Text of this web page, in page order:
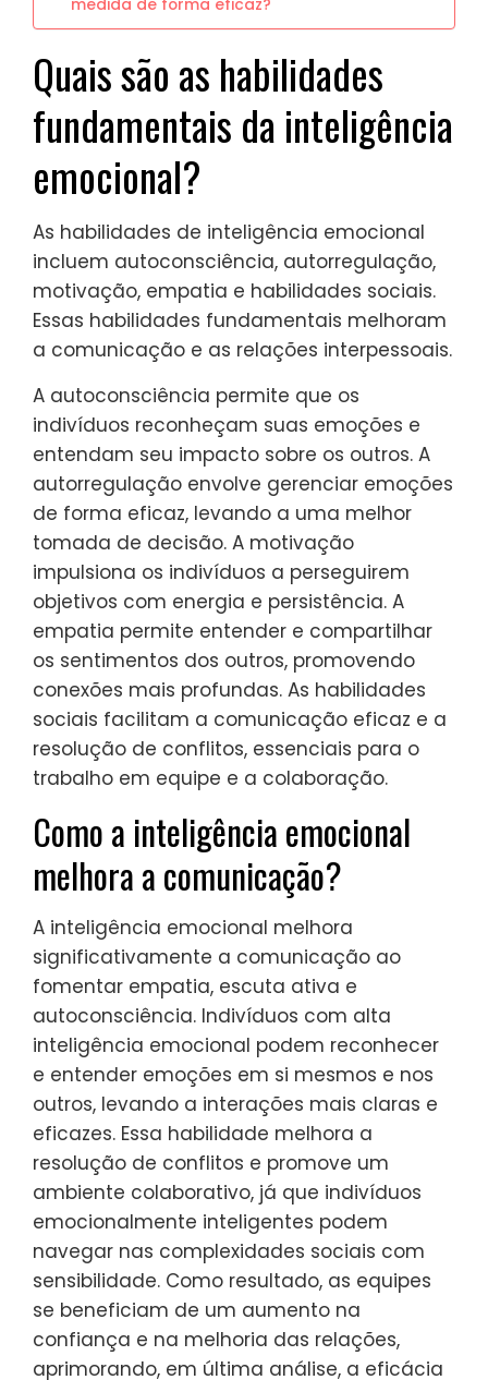
medida de forma eficaz?
Quais são as habilidades
fundamentais da inteligência
emocional?
As habilidades de inteligência emocional
incluem autoconsciência, autorregulação,
motivação, empatia e habilidades sociais.
Essas habilidades fundamentais melhoram
a comunicação e as relações interpessoais.
A autoconsciência permite que os
indivíduos reconheçam suas emoções e
entendam seu impacto sobre os outros. A
autorregulação envolve gerenciar emoções
de forma eficaz, levando a uma melhor
tomada de decisão. A motivação
impulsiona os indivíduos a perseguirem
objetivos com energia e persistência. A
empatia permite entender e compartilhar
os sentimentos dos outros, promovendo
conexões mais profundas. As habilidades
sociais facilitam a comunicação eficaz e a
resolução de conflitos, essenciais para o
trabalho em equipe e a colaboração.
Como a inteligência emocional
melhora a comunicação?
A inteligência emocional melhora
significativamente a comunicação ao
fomentar empatia, escuta ativa e
autoconsciência. Indivíduos com alta
inteligência emocional podem reconhecer
e entender emoções em si mesmos e nos
outros, levando a interações mais claras e
eficazes. Essa habilidade melhora a
resolução de conflitos e promove um
ambiente colaborativo, já que indivíduos
emocionalmente inteligentes podem
navegar nas complexidades sociais com
sensibilidade. Como resultado, as equipes
se beneficiam de um aumento na
confiança e na melhoria das relações,
aprimorando, em última análise, a eficácia